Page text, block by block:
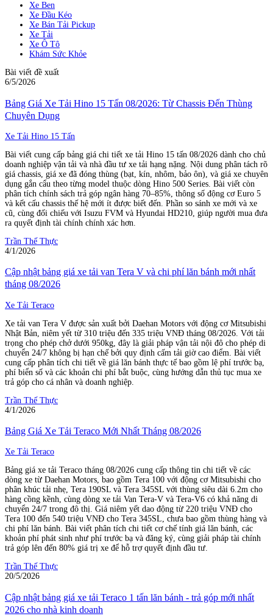
Xe Ben
Xe Đầu Kéo
Xe Bán Tải Pickup
Xe Tải
Xe Ô Tô
Khám Sức Khỏe
Bài viết đề xuất
6/5/2026
Bảng Giá Xe Tải Hino 15 Tấn 08/2026: Từ Chassis Đến Thùng
Chuyên Dụng
Xe Tải Hino 15 Tấn
Bài viết cung cấp bảng giá chi tiết xe tải Hino 15 tấn 08/2026 dành cho chủ
doanh nghiệp vận tải và nhà đầu tư xe tải hạng nặng. Nội dung phân tách rõ
giá chassis, giá xe đã đóng thùng (bạt, kín, nhôm, bảo ôn), và giá xe chuyên
dụng gắn cẩu theo từng model thuộc dòng Hino 500 Series. Bài viết còn
phân tích chính sách trả góp ngân hàng 70–85%, thông số động cơ Euro 5
và kết cấu chassis thế hệ mới ít được biết đến. Phần so sánh xe mới và xe
cũ, cùng đối chiếu với Isuzu FVM và Hyundai HD210, giúp người mua đưa
ra quyết định tài chính chính xác hơn.
Trần Thế Thực
4/1/2026
Cập nhật bảng giá xe tải van Tera V và chi phí lăn bánh mới nhất
tháng 08/2026
Xe Tải Teraco
Xe tải van Tera V được sản xuất bởi Daehan Motors với động cơ Mitsubishi
Nhật Bản, niêm yết từ 310 triệu đến 335 triệu VNĐ tháng 08/2026. Với tải
trọng cho phép chở dưới 950kg, đây là giải pháp vận tải nội đô cho phép di
chuyển 24/7 không bị hạn chế bởi quy định cấm tải giờ cao điểm. Bài viết
cung cấp phân tích chi tiết về giá lăn bánh thực tế bao gồm lệ phí trước bạ,
phí biển số và các khoản chi phí bắt buộc, cùng hướng dẫn thủ tục mua xe
trả góp cho cá nhân và doanh nghiệp.
Trần Thế Thực
4/1/2026
Bảng Giá Xe Tải Teraco Mới Nhất Tháng 08/2026
Xe Tải Teraco
Bảng giá xe tải Teraco tháng 08/2026 cung cấp thông tin chi tiết về các
dòng xe từ Daehan Motors, bao gồm Tera 100 với động cơ Mitsubishi cho
phân khúc tải nhẹ, Tera 190SL và Tera 345SL với thùng siêu dài 6.2m cho
hàng cồng kềnh, cùng dòng xe tải Van Tera-V và Tera-V6 có khả năng di
chuyển 24/7 trong đô thị. Giá niêm yết dao động từ 220 triệu VNĐ cho
Tera 100 đến 540 triệu VNĐ cho Tera 345SL, chưa bao gồm thùng hàng và
chi phí lăn bánh. Bài viết phân tích chi tiết cơ chế tính giá lăn bánh, các
khoản phí phát sinh như phí trước bạ và đăng ký, cùng giải pháp tài chính
trả góp lên đến 80% giá trị xe để hỗ trợ quyết định đầu tư.
Trần Thế Thực
20/5/2026
Cập nhật bảng giá xe tải Teraco 1 tấn lăn bánh - trả góp mới nhất
2026 cho nhà kinh doanh